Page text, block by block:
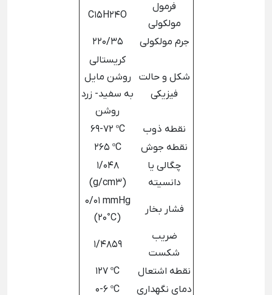
فرمول
مولکولی
C15H24O
جرم مولکولی 220/35
شکل و حالت
فیزیکی
کریستالی
روشن مایل
به سفید- زرد
روشن
نقطه ذوب
69-72 ºC
نقطه جوش
265 ºC
چگالی یا
دانسیته
1/048
(g/cm3)
فشار بخار
0/01 mmHg
(20°C)
ضریب
شکست
1/4859
نقطه اشتعال
127 ºC
دمای نگهداری
0-6 ºC